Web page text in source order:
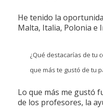
He tenido la
Malta, Italia, Polonia e
¿Qué destacarías de tu
que más te gustó de tu
Lo que más me gustó
de los profesores, la